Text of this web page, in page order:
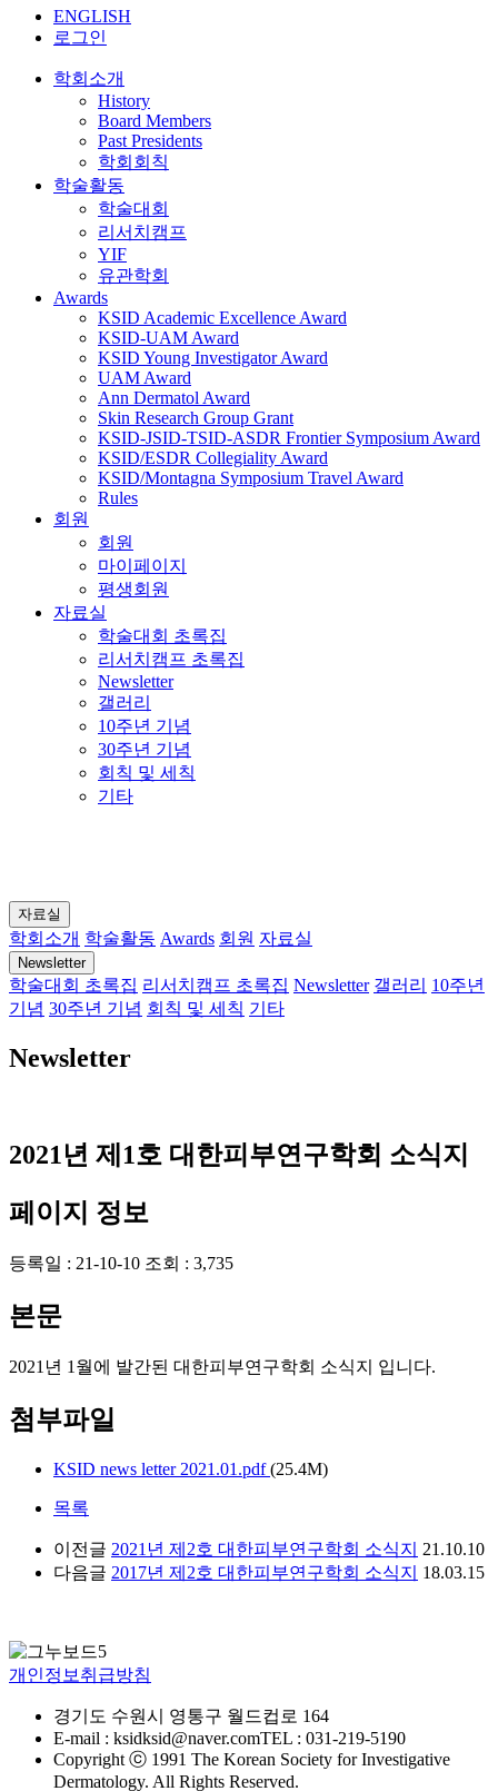
ENGLISH
로그인
학회소개
History
Board Members
Past Presidents
학회회칙
학술활동
학술대회
리서치캠프
YIF
유관학회
Awards
KSID Academic Excellence Award
KSID-UAM Award
KSID Young Investigator Award
UAM Award
Ann Dermatol Award
Skin Research Group Grant
KSID-JSID-TSID-ASDR Frontier Symposium Award
KSID/ESDR Collegiality Award
KSID/Montagna Symposium Travel Award
Rules
회원
회원
마이페이지
평생회원
자료실
학술대회 초록집
리서치캠프 초록집
Newsletter
갤러리
10주년 기념
30주년 기념
회칙 및 세칙
기타
자료실
학회소개 학술활동 Awards 회원 자료실
Newsletter
학술대회 초록집 리서치캠프 초록집 Newsletter 갤러리 10주년
기념 30주년 기념 회칙 및 세칙 기타
Newsletter
2021년 제1호 대한피부연구학회 소식지
페이지 정보
등록일 : 21-10-10 조회 : 3,735
본문
2021년 1월에 발간된 대한피부연구학회 소식지 입니다.
첨부파일
KSID news letter 2021.01.pdf(25.4M)
목록
이전글 2021년 제2호 대한피부연구학회 소식지
21.10.10
다음글 2017년 제2호 대한피부연구학회 소식지 18.03.15
개인정보취급방침
경기도 수원시 영통구 월드컵로 164
E-mail : ksidksid@naver.comTEL : 031-219-5190
Copyright ⓒ 1991 The Korean Society for Investigative
Dermatology. All Rights Reserved.